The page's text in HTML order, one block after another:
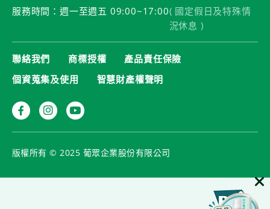
服務時間：週一至週五 09:00~17:00( 國定假日及特殊情
況休息 )
聯絡我們 商標授權
產品責任保險
個資蒐集及使用
智慧財產權聲明
版權所有 © 2025 葡眾企業股份有限公司